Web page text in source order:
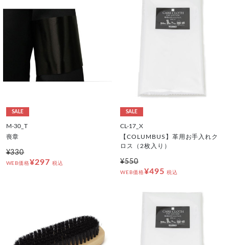
SALE
M-30_T
喪章
¥330
WEB価格¥297 税込
SALE
CL-17_X
【COLUMBUS】革用お手入れク
ロス（2枚入り）
¥550
WEB価格¥495 税込